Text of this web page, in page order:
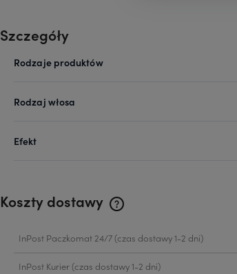
Szczegóły
Rodzaje produktów
Rodzaj włosa
Efekt
Koszty dostawy
Cena nie zawiera
InPost Paczkomat 24/7(czas dostawy 1-2 dni)
InPost Kurier(czas dostawy 1-2 dni)